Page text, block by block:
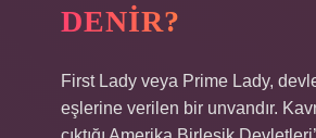
DENIR?
First Lady veya Prime Lady,
eşlerine verilen bir unvandır.